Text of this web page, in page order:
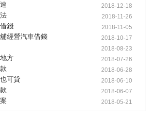
2018-12-18
2018-11-26
錢 2018-11-05
經營汽車借錢 2018-10-17
2018-08-23
方 2018-07-26
2018-06-28
可貸 2018-06-10
2018-06-07
2018-05-21